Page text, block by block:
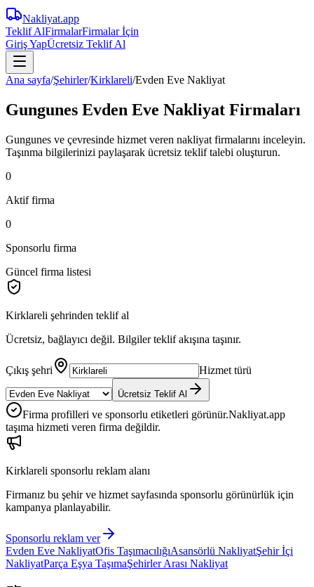
Nakliyat.app
Teklif AlFirmalarFirmalar İçin
Giriş YapÜcretsiz Teklif Al
Ana sayfa/Şehirler/Kirklareli/Evden Eve Nakliyat
Gungunes Evden Eve Nakliyat Firmaları
Gungunes ve çevresinde hizmet veren nakliyat firmalarını inceleyin.
Taşınma bilgilerinizi paylaşarak ücretsiz teklif talebi oluşturun.
0
Aktif firma
0
Sponsorlu firma
Güncel firma listesi
Kirklareli şehrinden teklif al
Ücretsiz, bağlayıcı değil. Bilgiler teklif akışına taşınır.
Çıkış şehri Hizmet türü
Ücretsiz Teklif Al
Firma profilleri ve sponsorlu etiketleri görünür.Nakliyat.app
taşıma hizmeti veren firma değildir.
Kirklareli sponsorlu reklam alanı
Firmanız bu şehir ve hizmet sayfasında sponsorlu görünürlük için
kampanya planlayabilir.
Sponsorlu reklam ver
Evden Eve NakliyatOfis TaşımacılığıAsansörlü NakliyatŞehir İçi
NakliyatParça Eşya TaşımaŞehirler Arası Nakliyat